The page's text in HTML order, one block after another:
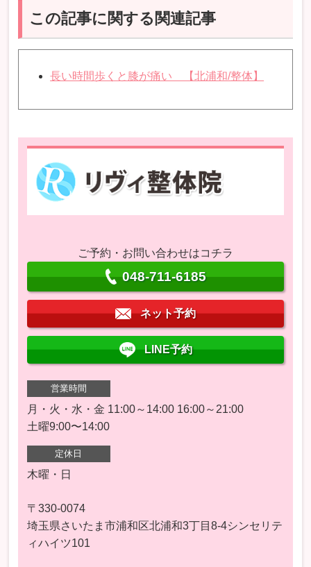
この記事に関する関連記事
長い時間歩くと膝が痛い 【北浦和/整体】
ご予約・お問い合わせはコチラ
048-711-6185
ネット予約
LINE予約
営業時間
月・火・水・金 11:00～14:00 16:00～21:00
土曜9:00〜14:00
定休日
木曜・日
〒330-0074
埼玉県さいたま市浦和区北浦和3丁目8-4シンセリテ
ィハイツ101